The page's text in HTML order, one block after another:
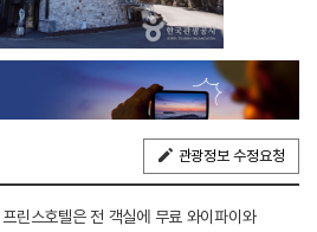
관광정보 수정요청
린스호텔은 전 객실에 무료 와이파이와